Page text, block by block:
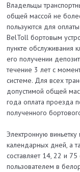
Владельцы
общей массой не
пользуются для
BelToll бортовым
пункте обслуживания
его получении
течение 3 лет с
системе. Для всех
допустимой общей
года оплата проезда
полученного
Электронную
календарных дней, а
составляет 14, 22 и 75
пользователем в